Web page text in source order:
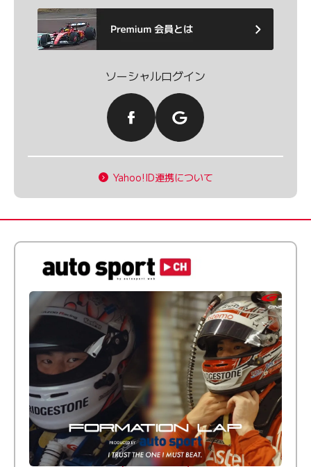
ソーシャルログイン
Yahoo!ID連携について
倒す相手を、信じてる。小林利徠斗 × 野村勇斗
【FORMATION LAP Produced by auto sport】
2026 Episode 2